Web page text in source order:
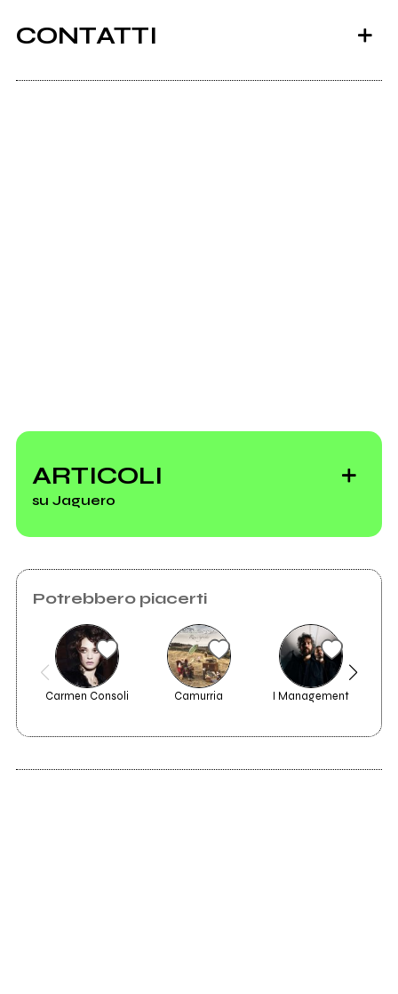
CONTATTI
ARTICOLI
su Jaguero
migliori dischi del
2023
Potrebbero piacerti
Carmen Consoli Camurria I Management